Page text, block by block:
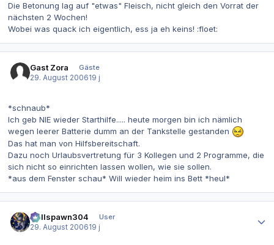
Die Betonung lag auf "etwas" Fleisch, nicht gleich den Vorrat der
nächsten 2 Wochen!
Wobei was quack ich eigentlich, ess ja eh keins! :floet:
Gast Zora
Gäste
29. August 200619 j
*schnaub*
Ich geb NIE wieder Starthilfe..... heute morgen bin ich nämlich
wegen leerer Batterie dumm an der Tankstelle gestanden
Das hat man von Hilfsbereitschaft.
Dazu noch Urlaubsvertretung für 3 Kollegen und 2 Programme, die
sich nicht so einrichten lassen wollen, wie sie sollen.
*aus dem Fenster schau* Will wieder heim ins Bett *heul*
Hellspawn304
User
29. August 200619 j